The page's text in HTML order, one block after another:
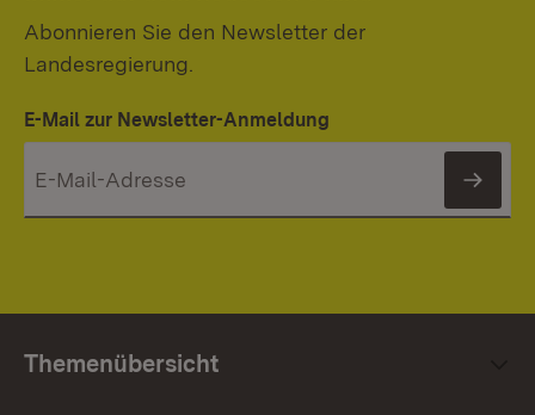
Abonnieren Sie den Newsletter der
Landesregierung.
E-Mail zur Newsletter-Anmeldung
Themenübersicht